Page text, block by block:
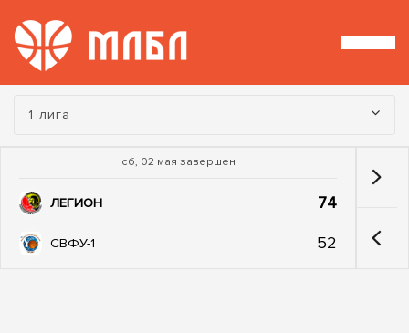
Турнир:
1 лига
сб, 02 мая завершен
ЛЕГИОН 74
СВФУ-1 52